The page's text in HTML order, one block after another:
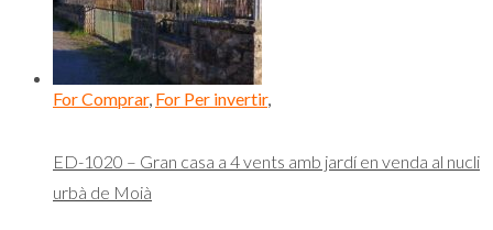
For Comprar, For Per invertir,
ED-1020 – Gran casa a 4 vents amb jardí en venda al nucli
urbà de Moià